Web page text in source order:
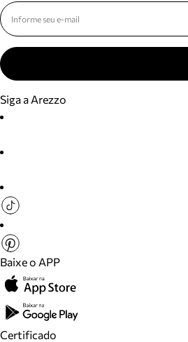
Siga a Arezzo
Baixe o APP
Certificado